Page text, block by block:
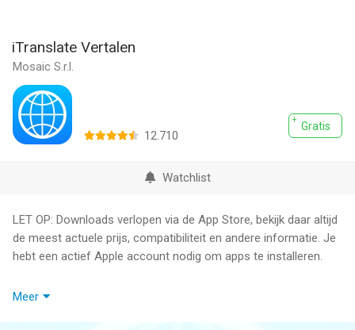
iTranslate Vertalen
Mosaic S.r.l.
Gratis
12.710
Watchlist
LET OP: Downloads verlopen via de App Store, bekijk daar altijd
de meest actuele prijs, compatibiliteit en andere informatie. Je
hebt een actief Apple account nodig om apps te installeren.
iTranslate is één van de toonaangevende vertaal- en
Meer